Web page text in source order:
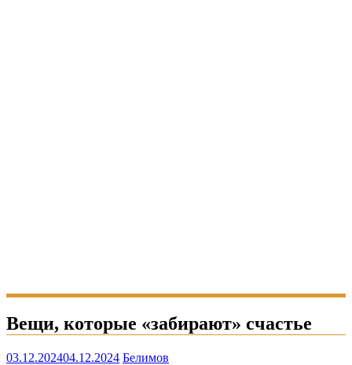
Вещи, которые «забирают» счастье
03.12.202404.12.2024 Белимов